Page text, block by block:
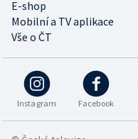
E-shop
Mobilní a TV aplikace
Vše o ČT
Instagram Facebook